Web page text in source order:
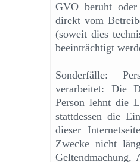
GVO beruht oder
direkt vom
(soweit dies
beeinträchtigt
Sonderfälle:
verarbeitet: Die
Person lehnt die
stattdessen die
dieser
Zwecke nicht
Geltendmachung,